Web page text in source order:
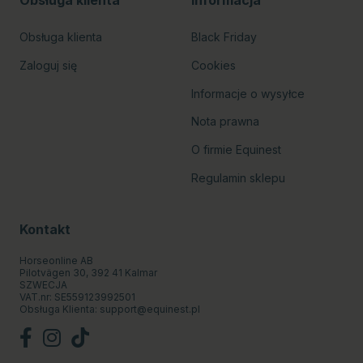
Obsługa klienta
Zaloguj się
Black Friday
Cookies
Informacje o wysyłce
Nota prawna
O firmie Equinest
Regulamin sklepu
Kontakt
Horseonline AB
Pilotvägen 30, 392 41 Kalmar
SZWECJA
VAT.nr: SE559123992501
Obsługa Klienta: support@equinest.pl